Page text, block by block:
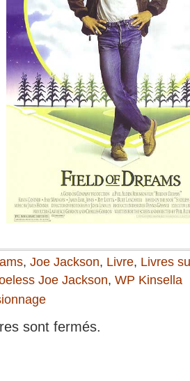
, Joe Jackson, Livre, Livres
Joe Jackson, WP Kinsella
sont fermés.